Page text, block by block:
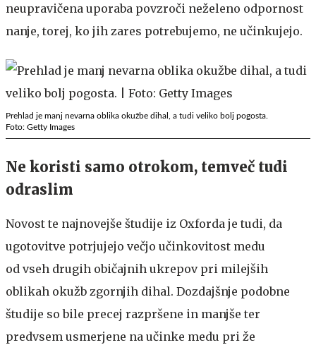
neupravičena uporaba povzroči neželeno odpornost
nanje, torej, ko jih zares potrebujemo, ne učinkujejo.
Prehlad je manj nevarna oblika okužbe dihal, a tudi veliko bolj pogosta.
Foto: Getty Images
Ne koristi samo otrokom, temveč tudi
odraslim
Novost te najnovejše študije iz Oxforda je tudi, da
ugotovitve potrjujejo večjo učinkovitost medu
od vseh drugih običajnih ukrepov pri milejših
oblikah okužb zgornjih dihal. Dozdajšnje podobne
študije so bile precej razpršene in manjše ter
predvsem usmerjene na učinke medu pri že